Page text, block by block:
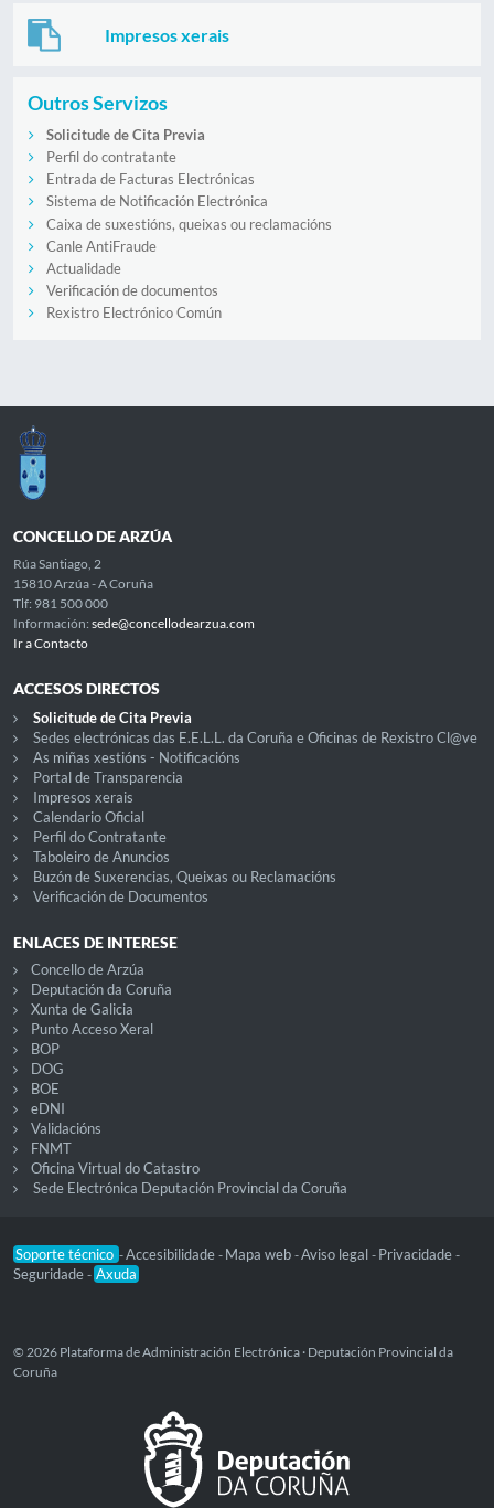
Impresos xerais
Outros Servizos
Solicitude de Cita Previa
Perfil do contratante
Entrada de Facturas Electrónicas
Sistema de Notificación Electrónica
Caixa de suxestións, queixas ou reclamacións
Canle AntiFraude
Actualidade
Verificación de documentos
Rexistro Electrónico Común
CONCELLO DE ARZÚA
Rúa Santiago, 2
15810 Arzúa - A Coruña
Tlf: 981 500 000
Información: sede@concellodearzua.com
Ir a Contacto
ACCESOS DIRECTOS
Solicitude de Cita Previa
Sedes electrónicas das E.E.L.L. da Coruña e Oficinas de Rexistro Cl@ve
As miñas xestións - Notificacións
Portal de Transparencia
Impresos xerais
Calendario Oficial
Perfil do Contratante
Taboleiro de Anuncios
Buzón de Suxerencias, Queixas ou Reclamacións
Verificación de Documentos
ENLACES DE INTERESE
Concello de Arzúa
Deputación da Coruña
Xunta de Galicia
Punto Acceso Xeral
BOP
DOG
BOE
eDNI
Validacións
FNMT
Oficina Virtual do Catastro
Sede Electrónica Deputación Provincial da Coruña
Soporte técnico -Accesibilidade - Mapa web -Aviso legal - Privacidade -
Seguridade - Axuda
© 2026 Plataforma de Administración Electrónica · Deputación Provincial da
Coruña